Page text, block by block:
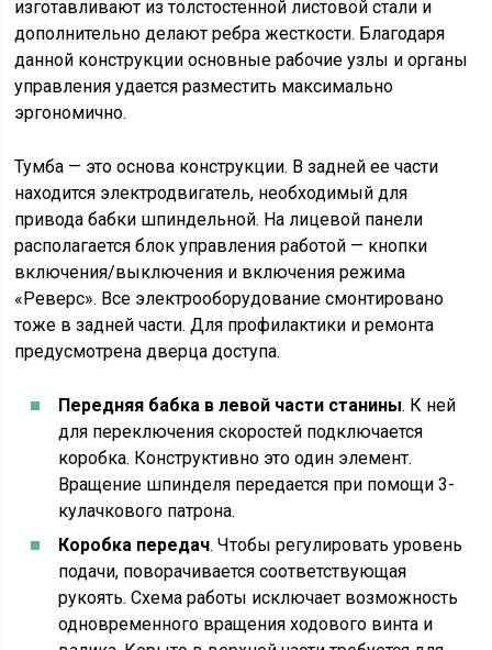
изготавливают из толстостенной листовой стали и
дополнительно делают ребра жесткости. Благодаря
данной конструкции основные рабочие узлы и органы
управления удается разместить максимально
эргономично.
Тумба — это основа конструкции. В задней ее части
находится электродвигатель, необходимый для
привода бабки шпиндельной. На лицевой панели
располагается блок управления работой — кнопки
включения/выключения и включения режима
«Реверс». Все электрооборудование смонтировано
тоже в задней части. Для профилактики и ремонта
предусмотрена дверца доступа.
Передняя бабка в левой части станины. К ней
для переключения скоростей подключается
коробка. Конструктивно это один элемент.
Вращение шпинделя передается при помощи 3-
кулачкового патрона.
Коробка передач. Чтобы регулировать уровень
подачи, поворачивается соответствующая
рукоять. Схема работы исключает возможность
одновременного вращения ходового винта и